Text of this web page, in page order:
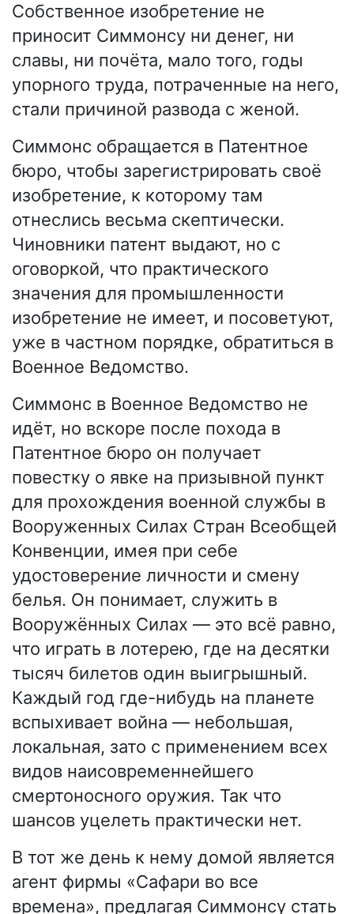
Собственное изобретение не
приносит Симмонсу ни денег, ни
славы, ни почёта, мало того, годы
упорного труда, потраченные на него,
стали причиной развода с женой.
Симмонс обращается в Патентное
бюро, чтобы зарегистрировать своё
изобретение, к которому там
отнеслись весьма скептически.
Чиновники патент выдают, но с
оговоркой, что практического
значения для промышленности
изобретение не имеет, и посоветуют,
уже в частном порядке, обратиться в
Военное Ведомство.
Симмонс в Военное Ведомство не
идёт, но вскоре после похода в
Патентное бюро он получает
повестку о явке на призывной пункт
для прохождения военной службы в
Вооруженных Силах Стран Всеобщей
Конвенции, имея при себе
удостоверение личности и смену
белья. Он понимает, служить в
Вооружённых Силах — это всё равно,
что играть в лотерею, где на десятки
тысяч билетов один выигрышный.
Каждый год где-нибудь на планете
вспыхивает война — небольшая,
локальная, зато с применением всех
видов наисовременнейшего
смертоносного оружия. Так что
шансов уцелеть практически нет.
В тот же день к нему домой является
агент фирмы «Сафари во все
времена», предлагая Симмонсу стать